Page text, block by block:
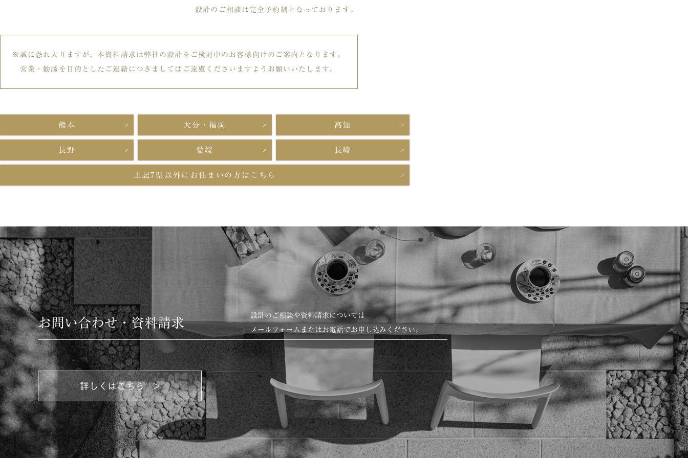
設計のご相談は完全予約制となっております。
誠に恐れ入りますが、本資料請求は弊社の設計をご検討中のお客様向けのご案内となります。
営業・勧誘を目的としたご連絡につきましてはご遠慮くださいますようお願いいたします。
熊本 大分・福岡 高知
長野 愛媛 長崎
上記7県以外に お住まいの方はこちら
お問い合わせ・資料請求
設計のご相談や資料請求については
メールフォームまたはお電話でお申し込みください。
詳しくはこちら >